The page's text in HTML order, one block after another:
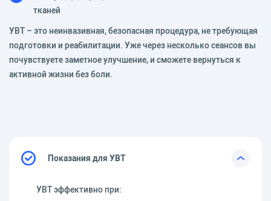
тканей
УВТ – это неинвазивная, безопасная процедура, не требующая
подготовки и реабилитации. Уже через несколько сеансов вы
почувствуете заметное улучшение, и сможете вернуться к
активной жизни без боли.
Показания для УВТ
УВТ эффективно при: